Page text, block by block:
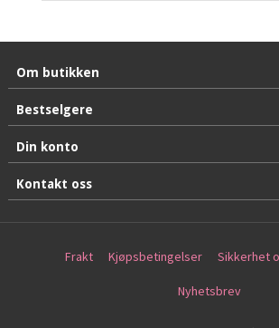
Om butikken
Bestselgere
Din konto
Kontakt oss
Frakt Kjøpsbetingelser Sikkerhet
Nyhetsbrev